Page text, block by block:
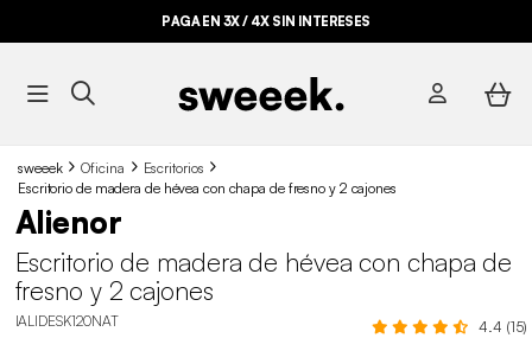
PAGA EN 3X / 4X SIN INTERESES
sweeek Oficina
Escritorios
Escritorio de madera de hévea con chapa de fresno y 2 cajones
Alienor
Escritorio de madera de hévea con chapa de
fresno y 2 cajones
IALIDESK120NAT 4.4 (15)